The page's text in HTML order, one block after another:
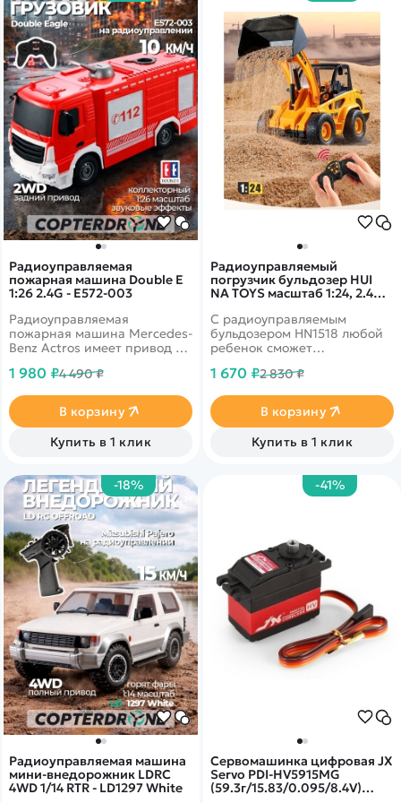
Радиоуправляемая
пожарная машина Double E
1:26 2.4G - E572-003
Радиоуправляемая
пожарная машина Mercedes-
Benz Actros имеет привод на
масштабе 1:26.
дистанционного управления
на помехозащищенной
частоте 2.4Ghz позволяет
контролировать движение
вправо/влево. Модель
оснащена действующей
водонапорной помпой!
1 980 ₽4 490 ₽
В корзину
Купить в 1 клик
Радиоуправляемый
погрузчик бульдозер HUI
NA TOYS масштаб 1:24, 2.4G -
С радиоуправляемым
бульдозером HN1518 любой
ребенок сможет
настоящим водителем-
принципы работы
спецтехники и весело
провести время за
увлекательной игрой.
1 670 ₽2 830 ₽
В корзину
Купить в 1 клик
-18%
Радиоуправляемая машина
мини-внедорожник LDRC
4WD 1/14 RTR - LD1297 White
-41%
Сервомашинка цифровая JX
Servo PDI-HV5915MG
(59.3г/15.83/0.095/8.4V)